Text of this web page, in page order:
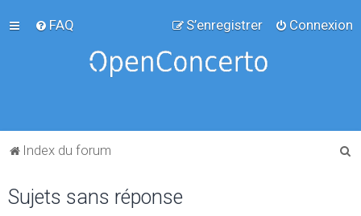
FAQ Connexion
S’enregistrer
Index du forum
Sujets sans réponse